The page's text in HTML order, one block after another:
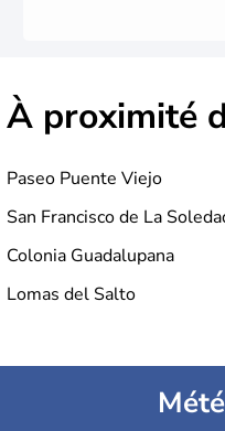
À proximité
Paseo Puente Viejo
San Francisco de La
Colonia Guadalupana
Lomas del Salto